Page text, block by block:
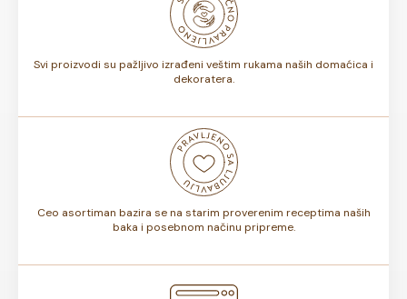
bojama na dečjoj torti ili osmisliti ceo slatki sto u istoj
Svi proizvodi su pažljivo izrađeni veštim rukama naših domaćica i
dekoratera.
Ceo asortiman bazira se na starim proverenim receptima naših
baka i posebnom načinu pripreme.